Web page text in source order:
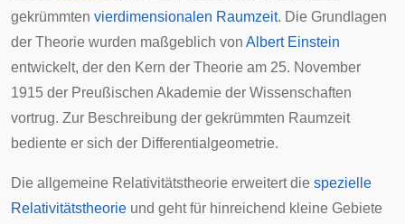
gekrümmten vierdimensionalen Raumzeit. Die Grundlagen
der Theorie wurden maßgeblich von Albert Einstein
entwickelt, der den Kern der Theorie am 25. November
1915 der Preußischen Akademie der Wissenschaften
vortrug. Zur Beschreibung der gekrümmten Raumzeit
bediente er sich der Differentialgeometrie.
Die allgemeine Relativitätstheorie erweitert die spezielle
Relativitätstheorie und geht für hinreichend kleine Gebiete